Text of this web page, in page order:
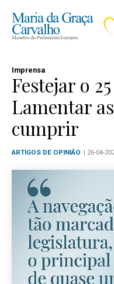
Imprensa
Festejar o
Lamentar
cumprir
ARTIGOS DE OPINIÃO | 26-04-